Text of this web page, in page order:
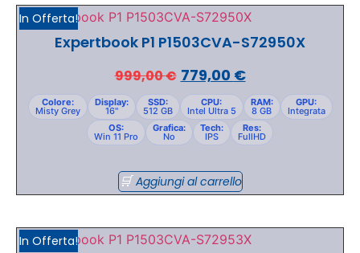
In Offerta!
Expertbook P1 P1503CVA-S72950X
999,00€ 779,00 €
Colore:
Misty Grey
Display:
16"
SSD:
512 GB
CPU:
Intel Ultra 5
RAM:
8 GB
GPU:
Integrata
OS:
Win 11 Pro
Grafica:
No
Tech:
IPS
Res:
FullHD
Aggiungi al carrello
In Offerta!